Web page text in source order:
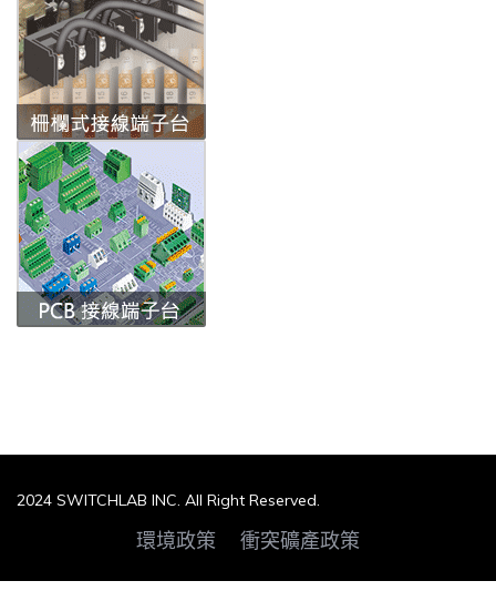
2024 SWITCHLAB INC. All Right Reserved.
環境政策 衝突礦產政策